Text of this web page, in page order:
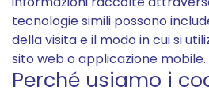
tecnologie simili possono
della visita e il modo in cui si
sito web o applicazione mobile.
Perché usiamo i